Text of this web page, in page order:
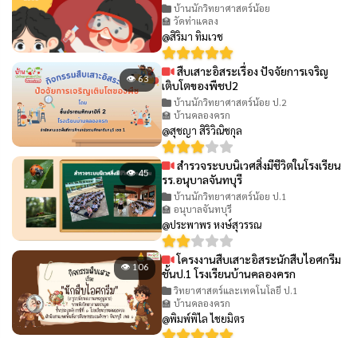
บ้านนักวิทยาศาสตร์น้อย
🏫 วัดท่าแคลง
@สิริมา ทิมเวช
👁 63
สืบเสาะอิสระเรื่อง ปัจจัยการเจริญ
เติบโตของพืชป2
บ้านนักวิทยาศาสตร์น้อย ป.2
🏫 บ้านคลองครก
@สุชญา สิริวิณิชกุล
👁 45
สำรวจระบบนิเวศสิ่งมีชีวิตในโรงเรียน
รร.อนุบาลจันทบุรี
บ้านนักวิทยาศาสตร์น้อย ป.1
🏫 อนุบาลจันทบุรี
@ประพาพร หงษ์สุวรรณ
👁 106
โครงงานสืบเสาะอิสระนักสืบไอศกรีม
ชั้นป.1 โรงเรียนบ้านคลองครก
วิทยาศาสตร์และเทคโนโลยี ป.1
🏫 บ้านคลองครก
@พิมพ์พิไล ไชยมิตร